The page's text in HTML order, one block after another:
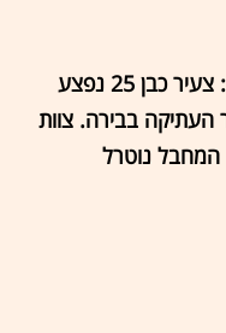
21:25 - מד"א על הפיגוע בירושלים: צעיר כבן 25 נפצע
בבירה. צוות
המחבל נוטרל